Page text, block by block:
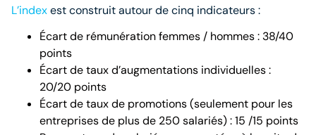
L’indexest construit autour de cinq indicateurs :
Écart de rémunération femmes / hommes : 38/40
points
Écart de taux d’augmentations individuelles :
20/20 points
Écart de taux de promotions (seulement pour les
entreprises de plus de 250 salariés) : 15 /15 points